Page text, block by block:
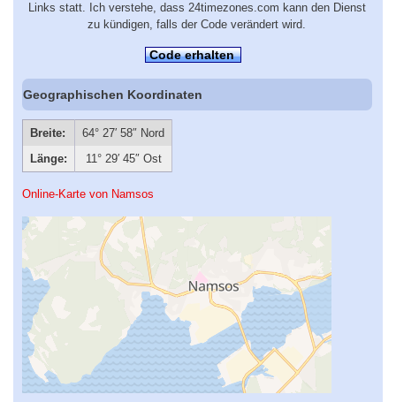
Links statt. Ich verstehe, dass 24timezones.com kann den Dienst
zu kündigen, falls der Code verändert wird.
Code erhalten
Geographischen Koordinaten
Breite:
64° 27′ 58″ Nord
Länge:
11° 29′ 45″ Ost
Online-Karte von Namsos